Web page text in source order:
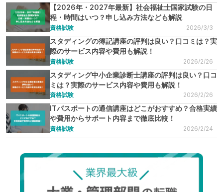
【2026年・2027年最新】社会福祉士国家試験の日
程・時間はいつ？申し込み方法なども解説
資格試験 2026/3/3
スタディングの簿記講座の評判は良い？口コミは？実
際のサービス内容や費用も解説！
資格試験 2026/2/26
スタディング中小企業診断士講座の評判は良い？口コ
ミは？実際のサービス内容や費用も解説！
資格試験 2026/2/26
ITパスポートの通信講座はどこがおすすめ？合格実績
や費用からサポート内容まで徹底比較！
資格試験 2026/2/24